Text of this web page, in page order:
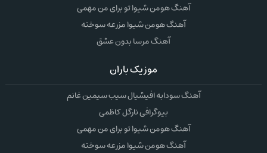
آهنگ هومن شیوا تو برای من مهمی
آهنگ هومن شیوا مزرعه سوخته
آهنگ مرسا بدون عشق
موزیک باران
آهنگ سودابه افیشیال سیب سیمین غانم
بیوگرافی نارگل کاظمی
آهنگ هومن شیوا تو برای من مهمی
آهنگ هومن شیوا مزرعه سوخته